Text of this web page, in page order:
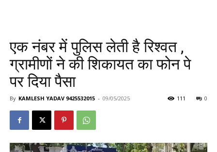
एक नंबर में पुलिस लेती है रिश्वत ,
ग्रामीणों ने की शिकायत का फोन पे
पर दिया पैसा
By KAMLESH YADAV 9425532015 - 09/05/2025 0
111